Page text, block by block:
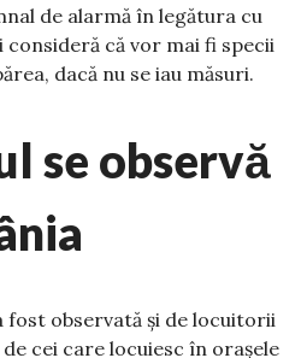
de alarmă în legătura cu
că vor mai fi specii
dacă nu se iau măsuri.
se observă
fost observată și de locuitorii
de cei care locuiesc în orașele